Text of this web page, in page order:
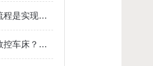
掌握全自动数控机床使用流程是实现长期正常运行的根本保障
还不知道如何使用全自动数控车床？进来看